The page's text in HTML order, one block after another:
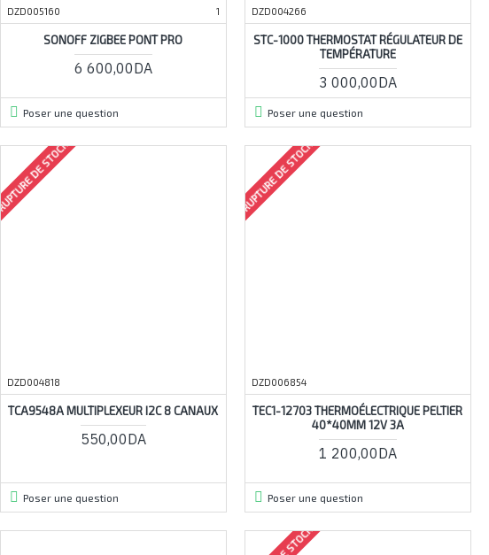
DZD005160 1
SONOFF ZIGBEE PONT PRO
6 600,00DA
Poser une question
DZD004266
STC-1000 THERMOSTAT RÉGULATEUR DE
TEMPÉRATURE
3 000,00DA
Poser une question
RUPTURE DE STOCK
DZD004818
TCA9548A MULTIPLEXEUR I2C 8 CANAUX
550,00DA
Poser une question
RUPTURE DE STOCK
DZD006854
TEC1-12703 THERMOÉLECTRIQUE PELTIER
40*40MM 12V 3A
1 200,00DA
Poser une question